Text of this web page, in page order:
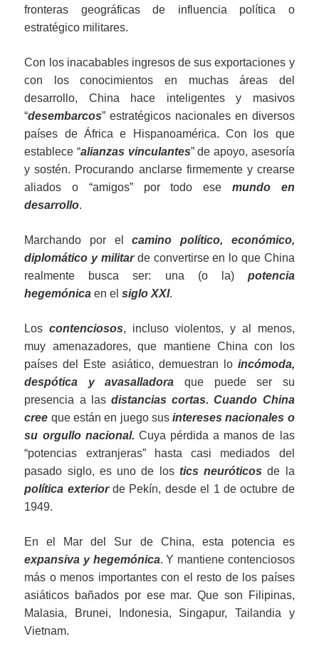
fronteras geográficas de influencia política o
estratégico militares.
Con los inacabables ingresos de sus exportaciones y
con los conocimientos en muchas áreas del
desarrollo, China hace inteligentes y masivos
“desembarcos” estratégicos nacionales en diversos
países de África e Hispanoamérica. Con los que
establece “alianzas vinculantes” de apoyo, asesoría
y sostén. Procurando anclarse firmemente y crearse
aliados o “amigos” por todo ese mundo en
desarrollo.
Marchando por elcamino político, económico,
diplomático y militarde convertirse en lo que China
realmente busca ser: una (o la) potencia
hegemónica en elsiglo XXI.
Loscontenciosos, incluso violentos, y al menos,
muy amenazadores, que mantiene China con los
países del Este asiático, demuestran lo incómoda,
despótica y avasalladora que puede ser su
presencia a las distancias cortas. Cuando China
cree que están en juego susintereses nacionales o
su orgullo nacional. Cuya pérdida a manos de las
“potencias extranjeras” hasta casi mediados del
pasado siglo, es uno de los tics neuróticos de la
política exteriorde Pekín, desde el 1 de octubre de
1949.
En el Mar del Sur de China, esta potencia es
expansiva y hegemónica. Y mantiene contenciosos
más o menos importantes con el resto de los países
asiáticos bañados por ese mar. Que son Filipinas,
Malasia, Brunei, Indonesia, Singapur, Tailandia y
Vietnam.